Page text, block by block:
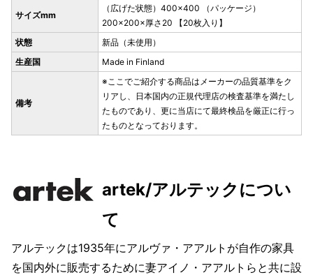
サイズmm
（広げた状態）400×400 （パッケージ）
200×200×厚さ20 【20枚入り】
状態
新品（未使用）
生産国
Made in Finland
備考
※ここでご紹介する商品はメーカーの品質基準をク
リアし、日本国内の正規代理店の検査基準を満たし
たものであり、更に当店にて最終検品を厳正に行っ
たものとなっております。
artek/アルテックについ
て
アルテックは1935年にアルヴァ・アアルトが自作の家具
を国内外に販売するために妻アイノ・アアルトらと共に設